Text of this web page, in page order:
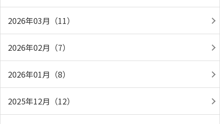
2026年03月（11）
2026年02月（7）
2026年01月（8）
2025年12月（12）